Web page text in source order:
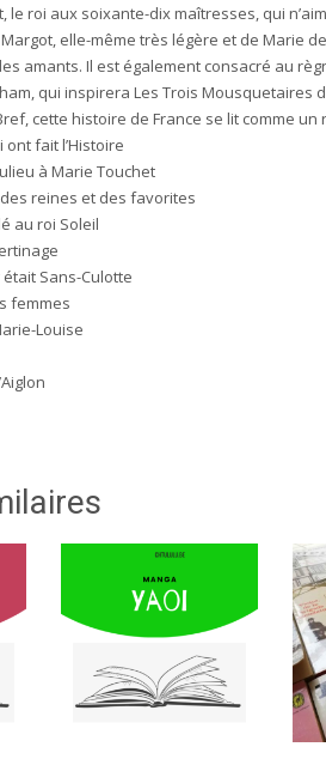
le roi aux soixante-dix maîtresses, qui
elle-même très légère et de Marie
amants. Il est également consacré au
qui inspirera Les Trois Mousquetaires
cette histoire de France se lit comme un
ont fait l’Histoire
à Marie Touchet
reines et des favorites
au roi Soleil
était Sans-Culotte
femmes
Louise